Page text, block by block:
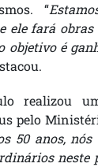
“
ele fará
objetivo é
realizou
pelo
50 anos, nós
neste